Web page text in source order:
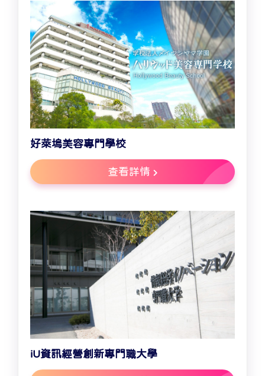
好萊塢美容專門學校
查看詳情
iU資訊經營創新專門職大學